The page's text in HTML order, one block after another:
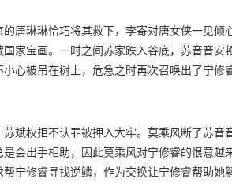
唐琳琳恰巧将其救下，李寄对唐女侠一见倾
家宝画。一时之间苏家跌入谷底，苏音音安
心被吊在树上，危急之时再次召唤出了宁修睿
斌权拒不认罪被押入大牢。莫乘风断了苏音
会出手相助，因此莫乘风对宁修睿的恨意越
宁修睿寻找逆鳞，作为交换让宁修睿帮助她